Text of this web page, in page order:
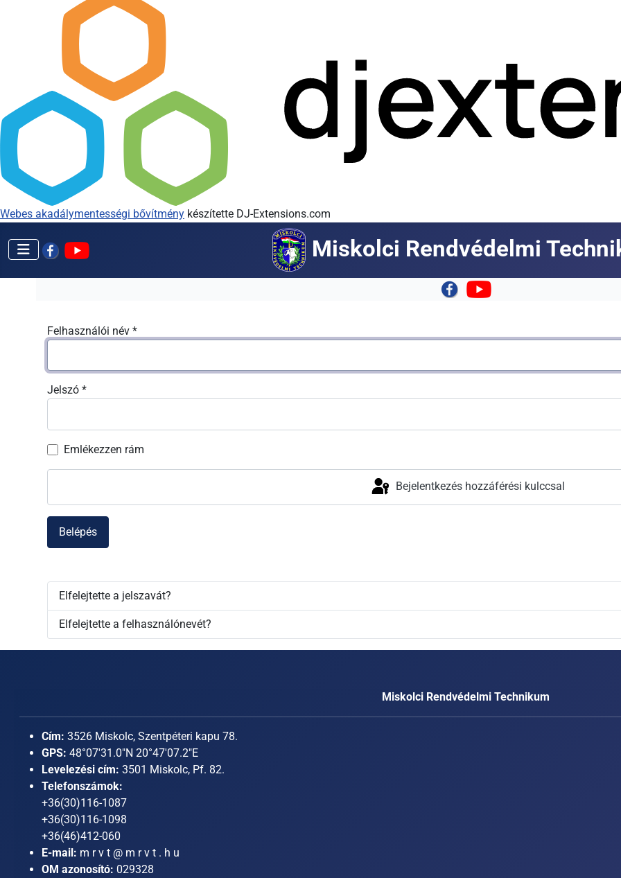
Webes akadálymentességi bővítmény készítette DJ-Extensions.com
Miskolci Rendvédelmi
Felhasználói név *
Jelszó *
Emlékezzen rám
Bejelentkezés hozzáférési kulccsal
Belépés
Elfelejtette a jelszavát?
Elfelejtette a felhasználónevét?
Miskolci Rendvédelmi Technikum
Cím: 3526 Miskolc, Szentpéteri kapu 78.
GPS: 48°07'31.0"N 20°47'07.2"E
Levelezési cím: 3501 Miskolc, Pf. 82.
Telefonszámok:
+36(30)116-1087
+36(30)116-1098
+36(46)412-060
E-mail: m r v t @ m r v t . h u
OM azonosító: 029328